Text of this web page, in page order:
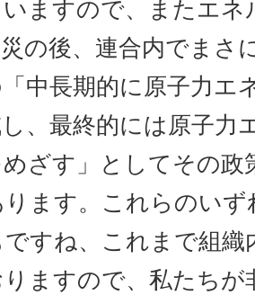
ますので、またエネ
の後、連合内でまさ
中長期的に原子力エ
、最終的には原子力
ざす」としてその政
ます。これらのいず
すね、これまで組織
ますので、私たちが